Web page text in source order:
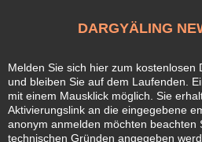
DARGYÄLING
Melden Sie sich hier zum kostenlosen
und bleiben Sie auf dem Laufenden.
mit einem Mausklick möglich. Sie
Aktivierungslink an die eingegebene
anonym anmelden möchten beachten
technischen Gründen angegeben